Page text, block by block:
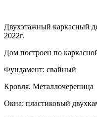
Двухэтажный каркасный
2022г.
Дом построен по
Фундамент: свайный
Кровля. Металлочерепица
Окна: пластиковый